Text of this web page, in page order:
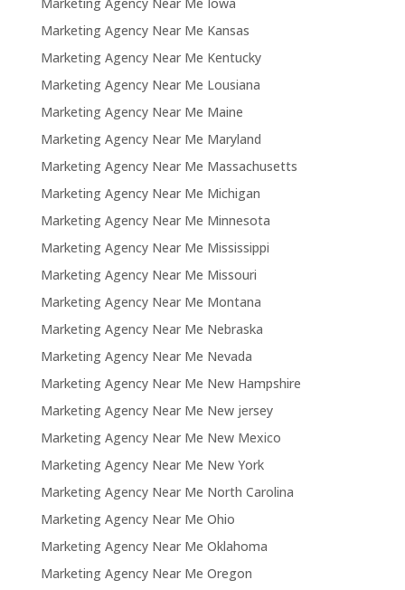
Marketing Agency Near Me Kansas
Marketing Agency Near Me Kentucky
Marketing Agency Near Me Lousiana
Marketing Agency Near Me Maine
Marketing Agency Near Me Maryland
Marketing Agency Near Me Massachusetts
Marketing Agency Near Me Michigan
Marketing Agency Near Me Minnesota
Marketing Agency Near Me Mississippi
Marketing Agency Near Me Missouri
Marketing Agency Near Me Montana
Marketing Agency Near Me Nebraska
Marketing Agency Near Me Nevada
Marketing Agency Near Me New Hampshire
Marketing Agency Near Me New jersey
Marketing Agency Near Me New Mexico
Marketing Agency Near Me New York
Marketing Agency Near Me North Carolina
Marketing Agency Near Me Ohio
Marketing Agency Near Me Oklahoma
Marketing Agency Near Me Oregon